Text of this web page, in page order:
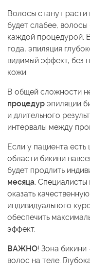
Волосы станут расти
будет слабее, волосы
каждой процедурой.
года, эпиляция
видимый эффект, без
кожи.
В общей сложности
процедур эпиляции
и длительного
интервалы между
Если у пациента есть
области бикини
будет продлить
месяца. Специалисты
оказать
индивидуального
обеспечить
эффект.
ВАЖНО! Зона бикини
волос на теле.